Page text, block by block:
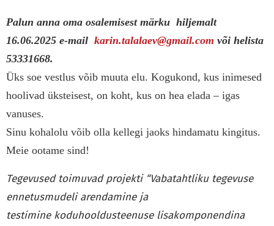
Palun anna oma osalemisest märku hiljemalt
16.06.2025 e-mail karin.talalaev@gmail.com või helista
53331668.
Üks soe vestlus võib muuta elu. Kogukond, kus inimesed
hoolivad üksteisest, on koht, kus on hea elada – igas
vanuses.
Sinu kohalolu võib olla kellegi jaoks hindamatu kingitus.
Meie ootame sind!
Tegevused toimuvad projekti “Vabatahtliku tegevuse
ennetusmudeli arendamine ja
testimine koduhooldusteenuse lisakomponendina